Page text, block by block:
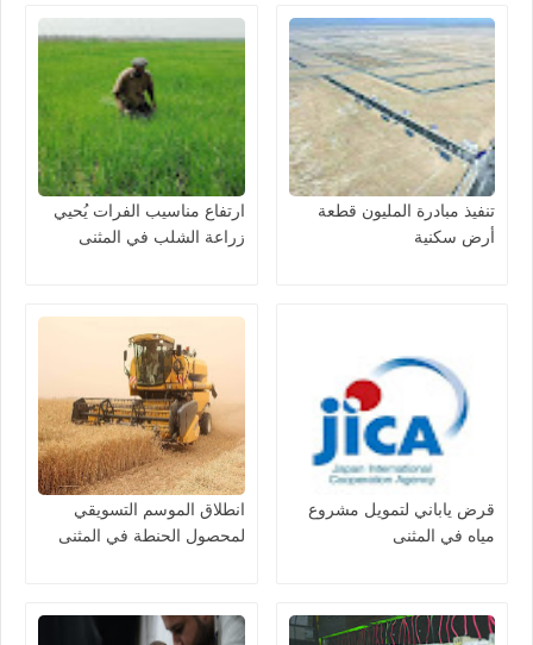
تنفيذ مبادرة المليون قطعة
أرض سكنية
ارتفاع مناسيب الفرات يُحيي
زراعة الشلب في المثنى
قرض ياباني لتمويل مشروع
مياه في المثنى
انطلاق الموسم التسويقي
لمحصول الحنطة في المثنى